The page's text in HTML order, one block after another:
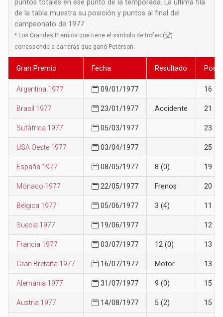
puntos totales en ese punto de la temporada. La última fila
de la tabla muestra su posición y puntos al final del
campeonato de 1977
* Los Grandes Premios que tiene el simbolo de trofeo (
)
corresponde a carreras que ganó Peterson.
Gran Premio Fecha Resultado
Argentina 1977 09/01/1977 16
Brasil 1977 23/01/1977 Accidente 21
Sufáfrica 1977 05/03/1977 23
USA Oeste 1977 03/04/1977 25
España 1977 08/05/1977 8 (0) 19
Mónaco 1977 22/05/1977 Frenos 20
Bélgica 1977 05/06/1977 3 (4) 11
Suecia 1977 19/06/1977 12
Francia 1977 03/07/1977 12 (0) 13
Gran Bretaña 1977 16/07/1977 Motor 13
Alemania 1977 31/07/1977 9 (0) 15
Austria 1977 14/08/1977 5 (2) 15